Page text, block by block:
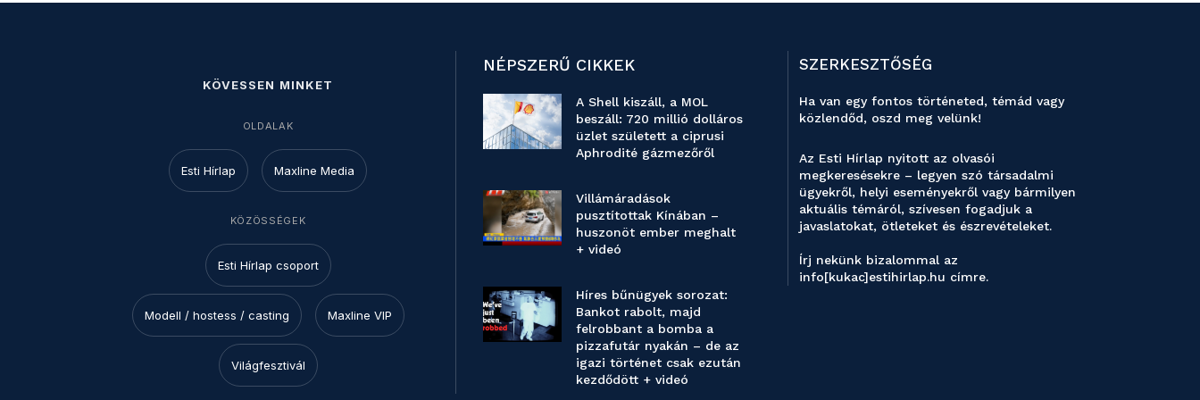
KÖVESSEN MINKET
OLDALAK
Esti Hírlap Maxline Media
KÖZÖSSÉGEK
Esti Hírlap csoport
Modell / hostess / casting Maxline VIP
Világfesztivál
NÉPSZERŰ CIKKEK
A Shell kiszáll, a MOL
beszáll: 720 millió dolláros
üzlet született a ciprusi
Aphrodité gázmezőről
Villámáradások
pusztítottak Kínában –
huszonöt ember meghalt
+ videó
Híres bűnügyek sorozat:
Bankot rabolt, majd
felrobbant a bomba a
pizzafutár nyakán – de az
igazi történet csak ezután
kezdődött + videó
SZERKESZTŐSÉG
Ha van egy fontos történeted, témád vagy
közlendőd, oszd meg velünk!
Az Esti Hírlap nyitott az olvasói
megkeresésekre – legyen szó társadalmi
ügyekről, helyi eseményekről vagy bármilyen
aktuális témáról, szívesen fogadjuk a
javaslatokat, ötleteket és észrevételeket.
Írj nekünk bizalommal az
info[kukac]estihirlap.hu címre.